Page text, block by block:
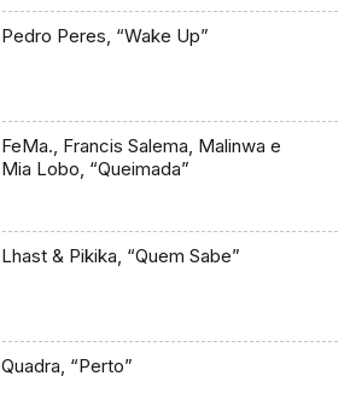
Pedro Peres, “Wake Up”
FeMa., Francis Salema, Malinwa e
Mia Lobo, “Queimada”
Lhast & Pikika, “Quem Sabe”
Quadra, “Perto”